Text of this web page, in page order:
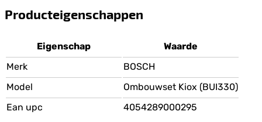
Producteigenschappen
Eigenschap
Waarde
Merk
BOSCH
Model
Ombouwset Kiox (BUI330)
Ean upc
4054289000295